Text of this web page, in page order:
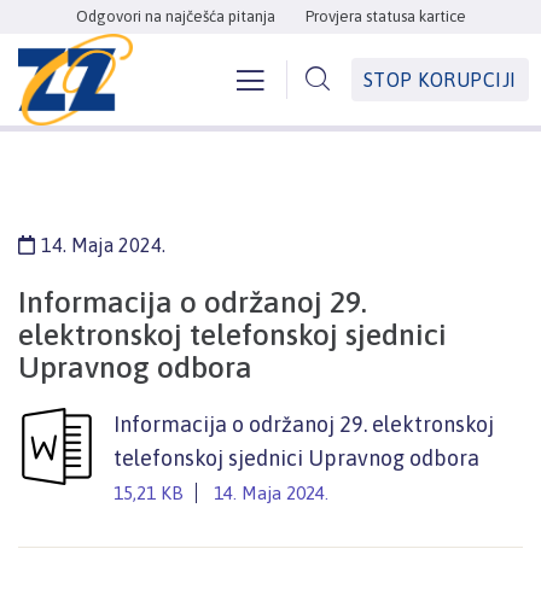
Odgovori na najčešća pitanja Provjera statusa kartice
STOP KORUPCIJI
14. Maja 2024.
Informacija o održanoj 29.
elektronskoj telefonskoj sjednici
Upravnog odbora
Informacija o održanoj 29. elektronskoj
telefonskoj sjednici Upravnog odbora
15,21 KB 14. Maja 2024.